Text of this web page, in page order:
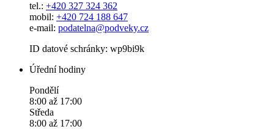
tel.: +420 327 324 362
mobil: +420 724 188 647
e-mail: podatelna@podveky.cz
ID datové schránky: wp9bi9k
Úřední hodiny
Pondělí
8:00 až 17:00
Středa
8:00 až 17:00